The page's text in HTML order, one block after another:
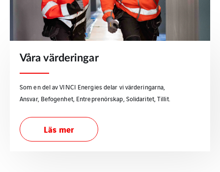
Våra värderingar
Som en del av VINCI Energies delar vi värderingarna,
Ansvar, Befogenhet, Entreprenörskap, Solidaritet, Tillit.
Läs mer